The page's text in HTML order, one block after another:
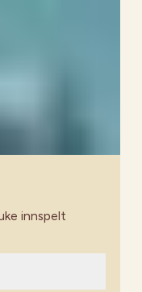
innspelt